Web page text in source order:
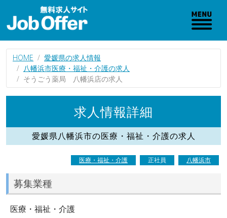
HOME
愛媛県の求人情報
八幡浜市医療・福祉・介護の求人
そうごう薬局 八幡浜店の求人
求人情報詳細
愛媛県八幡浜市の医療・福祉・介護の求人
医療・福祉・介護 正社員 八幡浜市
募集業種
医療・福祉・介護